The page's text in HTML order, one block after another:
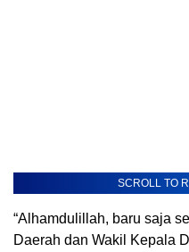
SCROLL TO
“Alhamdulillah, baru saja
Daerah dan Wakil Kepala